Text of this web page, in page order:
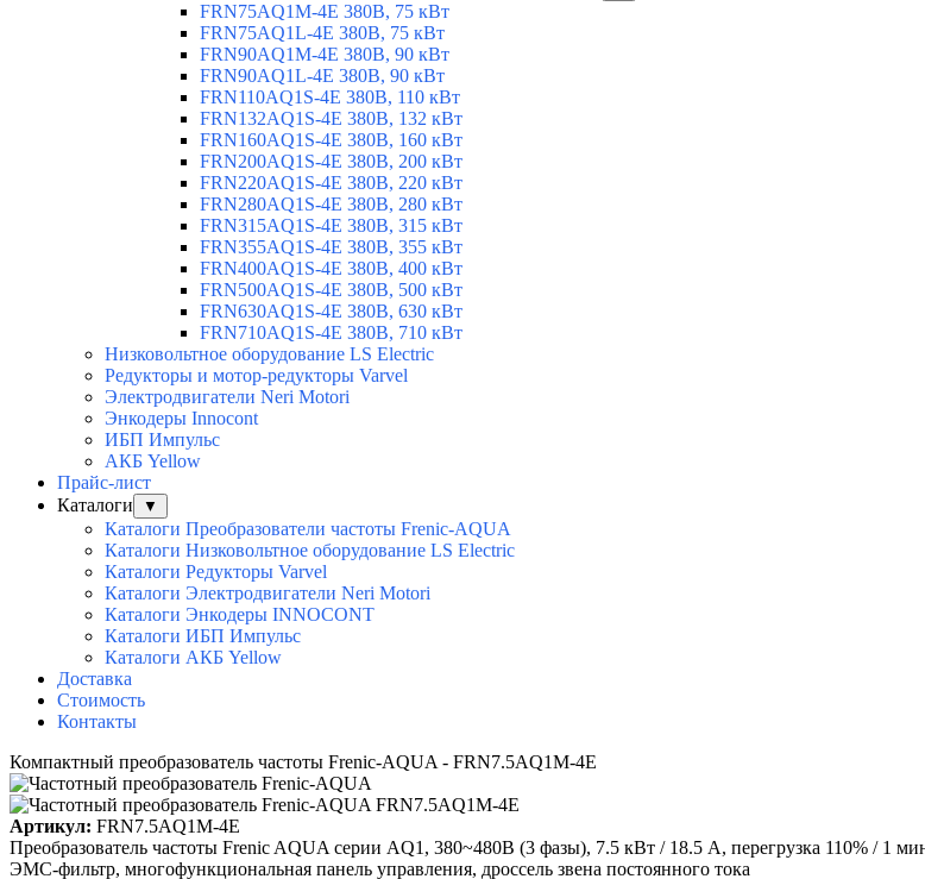
FRN75AQ1M-4E 380В, 75 кВт
FRN75AQ1L-4E 380В, 75 кВт
FRN90AQ1M-4E 380В, 90 кВт
FRN90AQ1L-4E 380В, 90 кВт
FRN110AQ1S-4E 380В, 110 кВт
FRN132AQ1S-4E 380В, 132 кВт
FRN160AQ1S-4E 380В, 160 кВт
FRN200AQ1S-4E 380В, 200 кВт
FRN220AQ1S-4E 380В, 220 кВт
FRN280AQ1S-4E 380В, 280 кВт
FRN315AQ1S-4E 380В, 315 кВт
FRN355AQ1S-4E 380В, 355 кВт
FRN400AQ1S-4E 380В, 400 кВт
FRN500AQ1S-4E 380В, 500 кВт
FRN630AQ1S-4E 380В, 630 кВт
FRN710AQ1S-4E 380В, 710 кВт
Низковольтное оборудование LS Electric
Редукторы и мотор-редукторы Varvel
Электродвигатели Neri Motori
Энкодеры Innocont
ИБП Импульс
АКБ Yellow
Прайс-лист
Каталоги
▼
Каталоги Преобразователи частоты Frenic-AQUA
Каталоги Низковольтное оборудование LS Electric
Каталоги Редукторы Varvel
Каталоги Электродвигатели Neri Motori
Каталоги Энкодеры INNOCONT
Каталоги ИБП Импульс
Каталоги АКБ Yellow
Доставка
Стоимость
Контакты
Компактный преобразователь частоты Frenic-AQUA - FRN7.5AQ1M-4E
Артикул: FRN7.5AQ1M-4E
Преобразователь частоты Frenic AQUA серии AQ1, 380~480B (3 фазы), 7.5 кВт / 18.5 A, перегрузка 110% / 1
ЭМС-фильтр, многофункциональная панель управления, дроссель звена постоянного тока